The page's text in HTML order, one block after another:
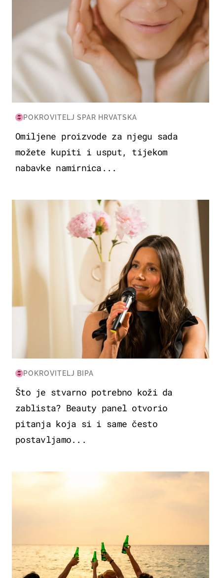
POKROVITELJ SPAR HRVATSKA
Omiljene proizvode za njegu sada
možete kupiti i usput, tijekom
nabavke namirnica...
MODA & LJEPOTA
POKROVITELJ BIPA
Što je stvarno potrebno koži da
zablista? Beauty panel otvorio
pitanja koja si i same često
postavljamo...